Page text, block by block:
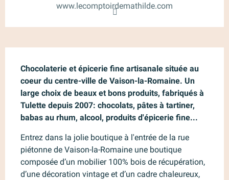
www.lecomptoirdemathilde.com
Chocolaterie et épicerie fine artisanale située au
coeur du centre-ville de Vaison-la-Romaine. Un
large choix de beaux et bons produits, fabriqués à
Tulette depuis 2007: chocolats, pâtes à tartiner,
babas au rhum, alcool, produits d'épicerie fine...
Entrez dans la jolie boutique à l'entrée de la rue
piétonne de Vaison-la-Romaine une boutique
composée d’un mobilier 100% bois de récupération,
d’une décoration vintage et d’un cadre chaleureux,